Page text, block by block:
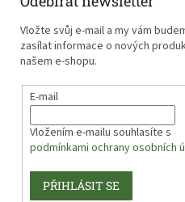
Vložte svůj e-mail a my vám
zasílat informace o nových
našem e-shopu.
E-mail
Vložením e-mailu souhlasíte s
podmínkami ochrany osobních
PŘIHLÁSIT SE